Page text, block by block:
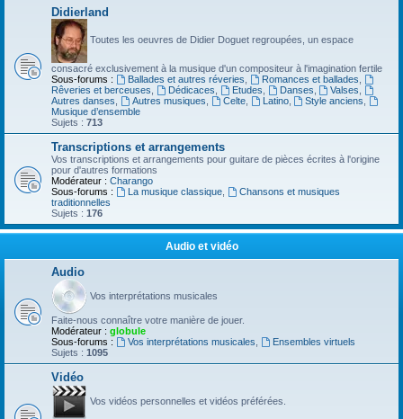
Didierland
Toutes les oeuvres de Didier Doguet regroupées, un espace
consacré exclusivement à la musique d'un compositeur à l'imagination fertile
Sous-forums :
Ballades et autres réveries Romances et ballades
Rêveries et berceuses
Dédicaces Etudes Danses Valses
Autres danses
Autres musiques Celte, Latino, Style anciens
Musique d’ensemble
Sujets : 713
Transcriptions et arrangements
Vos transcriptions et arrangements pour guitare de pièces écrites à l'origine
pour d'autres formations
Modérateur : Charango
Sous-forums :
La musique classique,
Chansons et musiques
traditionnelles
Sujets : 176
Audio et vidéo
Audio
Vos interprétations musicales
Faite-nous connaître votre manière de jouer.
Modérateur : globule
Sous-forums :
Vos interprétations musicales
Ensembles virtuels
Sujets : 1095
Vidéo
Vos vidéos personnelles et vidéos préférées.